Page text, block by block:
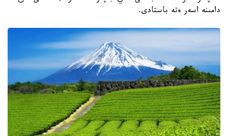
دامىنە اسەر ەتە باستادى.